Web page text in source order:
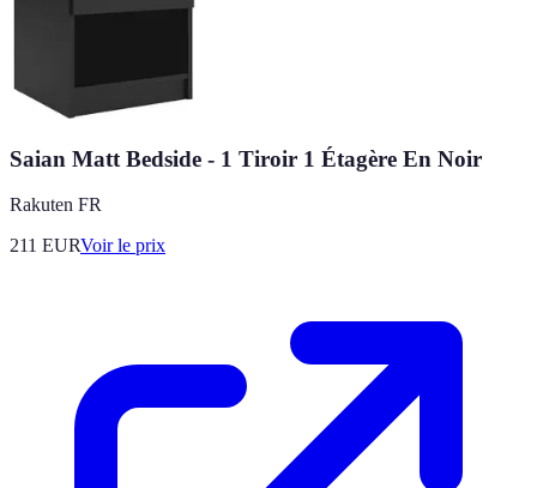
Saian Matt Bedside - 1 Tiroir 1 Étagère En Noir
Rakuten FR
211 EURVoir le prix